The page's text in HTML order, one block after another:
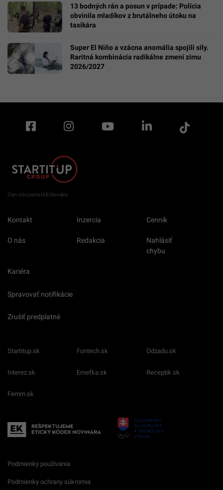
13 bodných rán a posun v prípade: Polícia
obvinila mladíkov z brutálneho útoku na
taxikára
Super El Niño a vzácna anomália spojili sily.
Raritná kombinácia radikálne zmení zimu
2026/2027
Člen združenia IAB Slovakia
Kontakt Inzercia Cenník
O nás Redakcia
Nahlásiť
chybu
Kariéra
Spravovať notifikácie
Zrušiť predplatné
Startitup.sk Fontech.sk Odzadu.sk
Interez.sk Emefka.sk Receptik.sk
Femm.sk
Podmienky používania
Podmienky ochrany súkromia